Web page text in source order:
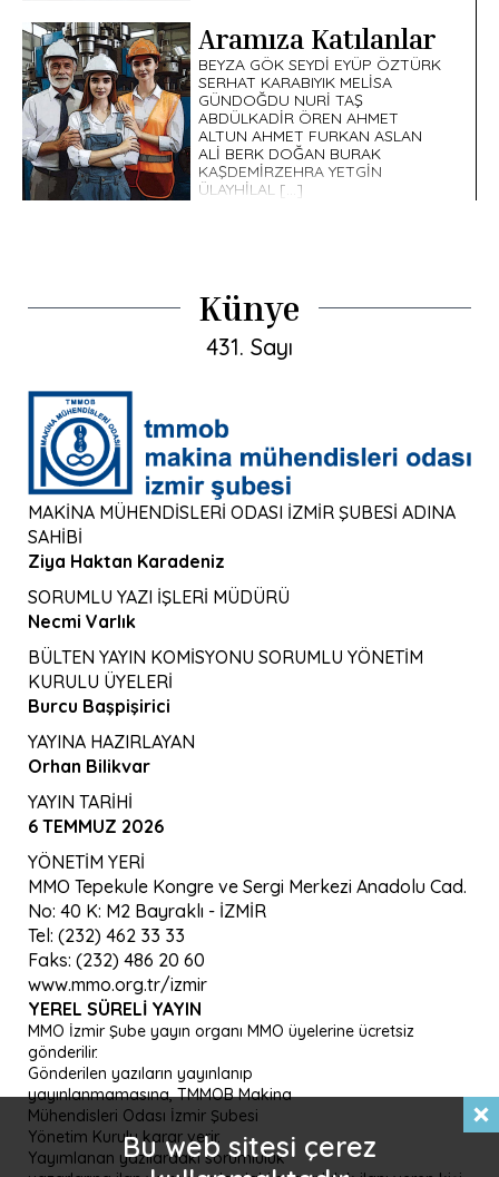
Aramıza Katılanlar
BEYZA GÖK SEYDİ EYÜP ÖZTÜRK
SERHAT KARABIYIK MELİSA
GÜNDOĞDU NURİ TAŞ
ABDÜLKADİR ÖREN AHMET
ALTUN AHMET FURKAN ASLAN
ALİ BERK DOĞAN BURAK
KAŞDEMİRZEHRA YETGİN
ÜLAYHİLAL […]
Künye
431. Sayı
MAKİNA MÜHENDİSLERİ ODASI İZMİR ŞUBESİ ADINA
SAHİBİ
Ziya Haktan Karadeniz
SORUMLU YAZI İŞLERİ MÜDÜRÜ
Necmi Varlık
BÜLTEN YAYIN KOMİSYONU SORUMLU YÖNETİM
KURULU ÜYELERİ
Burcu Başpişirici
YAYINA HAZIRLAYAN
Orhan Bilikvar
YAYIN TARİHİ
6 TEMMUZ 2026
YÖNETİM YERİ
MMO Tepekule Kongre ve Sergi Merkezi Anadolu Cad.
No: 40 K: M2 Bayraklı - İZMİR
Tel: (232) 462 33 33
Faks: (232) 486 20 60
www.mmo.org.tr/izmir
YEREL SÜRELI YAYIN
MMO İzmir Şube yayın organı MMO üyelerine ücretsiz
gönderilir.
Gönderilen yazıların yayınlanıp
yayınlanmamasına, TMMOB Makina
Mühendisleri Odası İzmir Şubesi
Yönetim Kurulu karar verir.
Yayımlanan yazılardaki sorumluluk
Bu web sitesi çerez